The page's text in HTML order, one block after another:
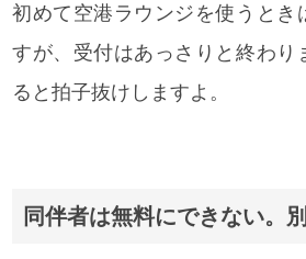
初めて空港ラウンジを使うとき
すが、受付はあっさりと終わり
ると拍子抜けしますよ。
同伴者は無料にできない。